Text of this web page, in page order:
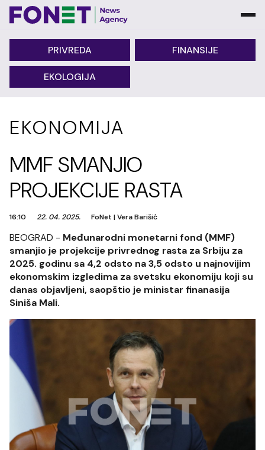
PRIVREDA FINANSIJE
EKOLOGIJA
EKONOMIJA
MMF SMANJIO
PROJEKCIJE RASTA
16:10 22. 04. 2025. FoNet |Vera Barišić
BEOGRAD - Međunarodni monetarni fond (MMF)
smanjio je projekcije privrednog rasta za Srbiju za
2025. godinu sa 4,2 odsto na 3,5 odsto u najnovijim
ekonomskim izgledima za svetsku ekonomiju koji su
danas objavljeni, saopštio je ministar finanasija
Siniša Mali.